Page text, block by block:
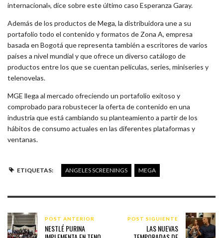
internacional», dice sobre este último caso Esperanza Garay.
Además de los productos de Mega, la distribuidora une a su
portafolio todo el contenido y formatos de Zona A, empresa
basada en Bogotá que representa también a escritores de varios
países a nivel mundial y que ofrece un diverso catálogo de
productos entre los que se cuentan películas, series, miniseries y
telenovelas.
MGE llega al mercado ofreciendo un portafolio exitoso y
comprobado para robustecer la oferta de contenido en una
industria que está cambiando su planteamiento a partir de los
hábitos de consumo actuales en las diferentes plataformas y
ventanas.
ETIQUETAS: ANGELES SCREENINGS MEGA
POST ANTERIOR
NESTLÉ PURINA
POST SIGUIENTE
LAS NUEVAS